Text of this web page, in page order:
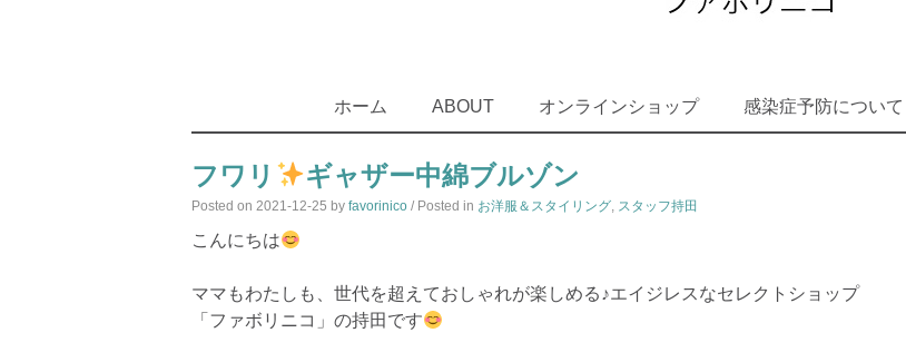
SKIP
TO
ホーム ABOUT オンラインショップ 感染症予防について
フワリ ギャザー中綿ブルゾン
Posted on 2021-12-25 by favorinico / Posted in お洋服＆スタイリング, スタッフ持田
こんにちは
ママもわたしも、世代を超えておしゃれが楽しめる♪エイジレスなセレクトショップ
「ファボリニコ」の持田です